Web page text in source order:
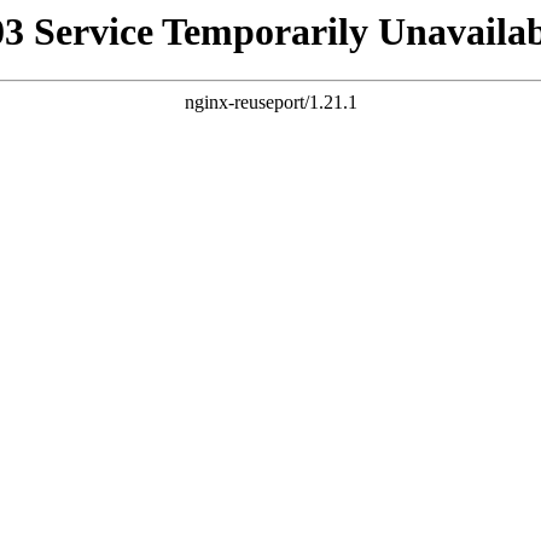
Service Temporarily
nginx-reuseport/1.21.1